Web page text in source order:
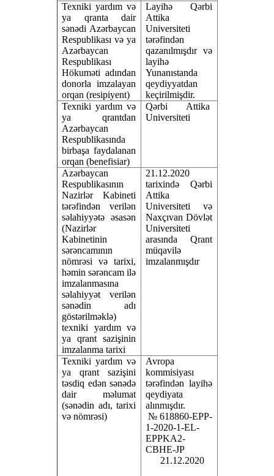
Texniki yardım və
ya qranta dair
sənədi Azərbaycan
Respublikası və ya
Azərbaycan
Respublikası
Hökuməti adından
donorla imzalayan
orqan (resipiyent)
Layihə Qərbi
Attika
Universiteti
tərəfindən
qazanılmışdır və
layihə
Yunanıstanda
qeydiyyatdan
keçirilmişdir.
Texniki yardım və
ya qrantdan
Azərbaycan
Respublikasında
birbaşa faydalanan
orqan (benefisiar)
Qərbi Attika
Universiteti
Azərbaycan
Respublikasının
Nazirlər Kabineti
tərəfindən verilən
səlahiyyətə əsasən
(Nazirlər
Kabinetinin
sərəncamının
nömrəsi və tarixi,
həmin sərəncam ilə
imzalanmasına
səlahiyyət verilən
sənədin adı
göstərilməklə)
texniki yardım və
ya qrant sazişinin
imzalanma tarixi
21.12.2020
tarixində Qərbi
Attika
Universiteti və
Naxçıvan Dövlət
Universiteti
arasında Qrant
müqavilə
imzalanmışdır
Texniki yardım və
ya qrant sazişini
təsdiq edən sənədə
dair məlumat
(sənədin adı, tarixi
və nömrəsi)
Avropa
kommisiyası
tərəfindən layihə
qeydiyata
alınmışdır.
№ 618860-EPP-
1-2020-1-EL-
EPPKA2-
CBHE-JP
21.12.2020